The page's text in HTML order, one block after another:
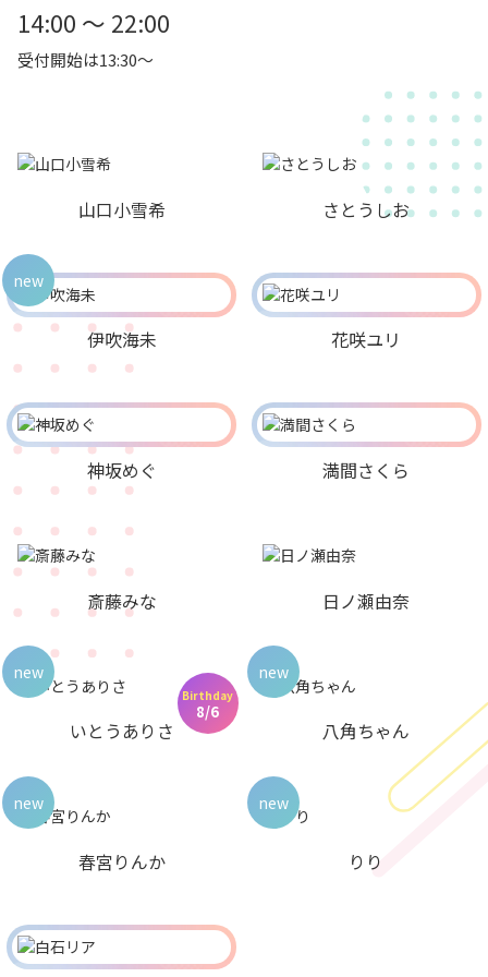
14:00 ～ 22:00
受付開始は13:30～
山口小雪希 さとうしお
伊吹海未
new
花咲ユリ
神坂めぐ
Birthday
8/6
満間さくら
斎藤みな 日ノ瀬由奈
いとうありさ
new
八角ちゃん
new
春宮りんか
new
りり
new